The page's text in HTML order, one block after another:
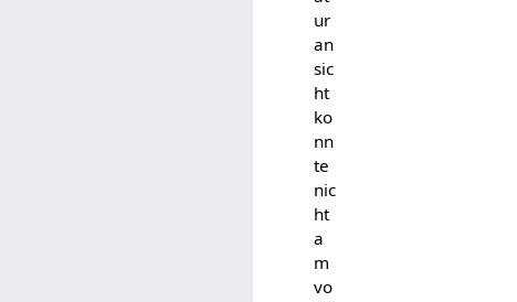
ur
an
sic
ht
ko
nn
te
nic
ht
a
m
vo